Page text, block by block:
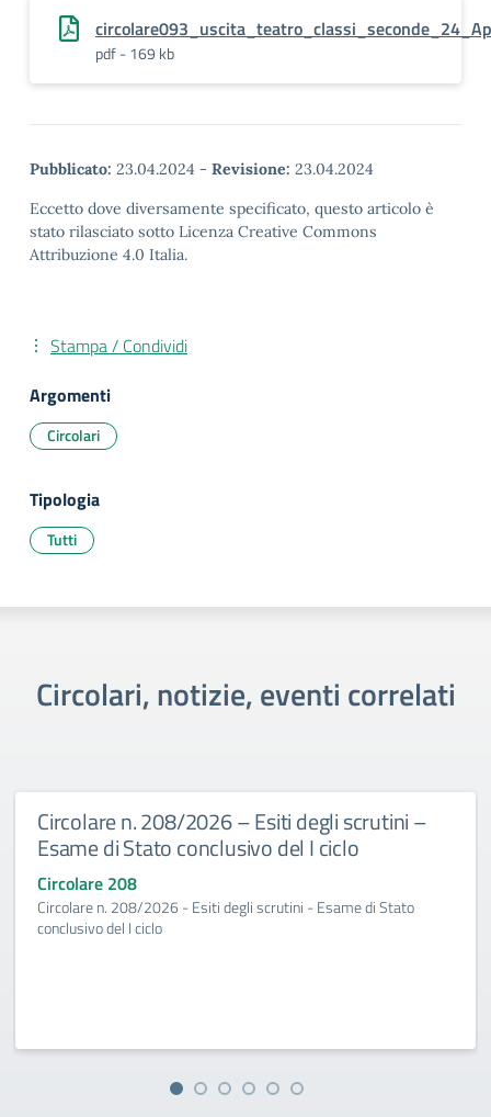
pdf - 169 kb
Pubblicato: 23.04.2024 - Revisione: 23.04.2024
Eccetto dove diversamente specificato, questo articolo è
stato rilasciato sotto Licenza Creative Commons
Attribuzione 4.0 Italia.
Stampa / Condividi
Argomenti
Circolari
Tipologia
Tutti
Circolari, notizie, eventi correlati
Circolare n. 208/2026 – Esiti degli scrutini –
Esame di Stato conclusivo del I ciclo
Circolare 208
Circolare n. 208/2026 - Esiti degli scrutini - Esame di Stato
conclusivo del I ciclo